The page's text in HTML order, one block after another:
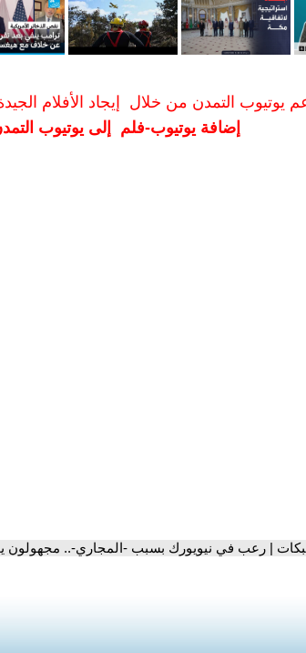
يوتيوب التمدن من خلال إيجاد الأفلام الجيدة
إضافة يوتيوب-فلم إلى يوتيوب
| رعب في نيويورك بسبب -المجاري-.. مجهولون